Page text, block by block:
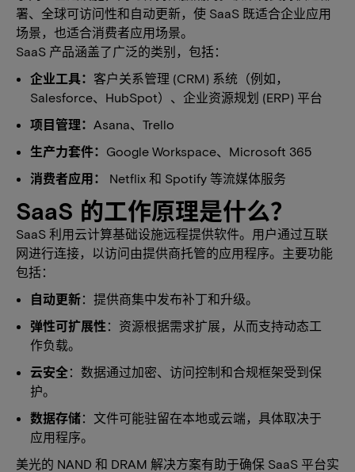
署、全球可访问性和自动更新，使 SaaS 既适合企业应用
场景，也适合消费者应用场景。
SaaS 产品涵盖了广泛的类别，包括：
企业工具： 客户关系管理 (CRM) 系统（例如，
Salesforce、HubSpot）、企业资源规划 (ERP) 平台
项目管理： Asana、Trello
生产力套件： Google Workspace、Microsoft 365
消费者应用：
Netflix 和 Spotify 等流媒体服务
SaaS 的工作原理是什么？
SaaS 利用云计算基础设施远程提供软件。用户通过互联
网进行连接，以访问由提供商托管的应用程序。主要功能
包括：
自动更新：提供商集中发布补丁和升级。
弹性可扩展性 ：资源根据需求扩展，从而支持动态工
作负载。
云安全：数据通过加密、访问控制和合规框架受到保
护。
数据存储：文件可能驻留在本地或云端，具体取决于
应用程序。
美光的 NAND 和 DRAM 解决方案有助于确保 SaaS 平台实